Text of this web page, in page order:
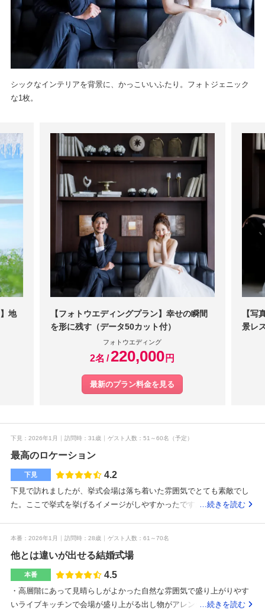
シックなインテリアを背景に、かっこいいふたり。フォトジェニック
な1枚。
地
【フォトウエディングプラン】幸せの瞬間
を形に残す（データ50カット付）
フォトウエディング
2名 220,000 円
最新のプラン料金を見る
【写
景レ
下見 2026年1月 訪問時 31歳 ゲスト人数 51～60名 （予定）
最高のロケーション
下見 4.2
下見で訪れましたが、挙式会場は落ち着いた雰囲気でとても素敵でし
た。ここで挙式を挙げるイメージがしやすかったです。下見で披露宴
ないところもいい。式場見学では、会場の雰囲気だけでなく、当日の
動線やゲストの過ごしやすさも意識して見るのがおすすめです。挙式
会場から披露宴会場までの移動距離や待合スペース、設備の充実度を
確認すると、実際のイメージがしやすくなります。下見当日まで、写
…続きを読む
本番 2026年1月 訪問時 28歳 ゲスト人数 61～70名
他とは違いが出せる結婚式場
本番 4.5
・高層階にあって見晴らしがよかった自然な雰囲気で盛り上がりやす
いライブキッチンで会場が盛り上がる出し物がアレンジができるドレ
…続きを読む